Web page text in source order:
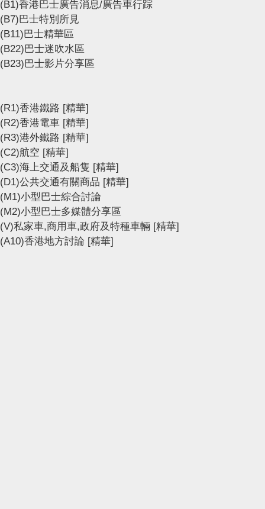
(B1)香港巴士廣告消息/廣告車行踪
(B7)巴士特別所見
(B11)巴士精華區
(B22)巴士迷吹水區
(B23)巴士影片分享區
(R1)香港鐵路 [精華]
(R2)香港電車 [精華]
(R3)港外鐵路 [精華]
(C2)航空 [精華]
(C3)海上交通及船隻 [精華]
(D1)公共交通有關商品 [精華]
(M1)小型巴士綜合討論
(M2)小型巴士多媒體分享區
(V)私家車,商用車,政府及特種車輛 [精華]
(A10)香港地方討論 [精華]